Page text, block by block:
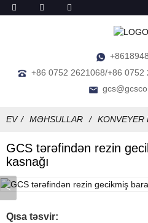
+86 0752 2621068/+86
EV MƏHSULLAR KONVEYER
GCS tərəfindən rezin
kasnağı
Qısa təsvir: